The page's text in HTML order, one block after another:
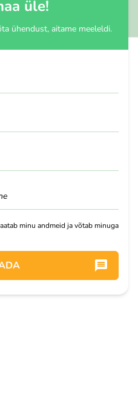
üle!
ühendust, aitame meeleldi.
minu andmeid ja võtab minuga